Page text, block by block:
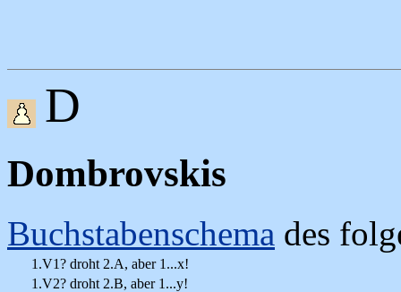
D
Dombrovskis
Buchstabenschema des
1.V1? droht 2.A, aber 1...x!
1.V2? droht 2.B, aber 1...y!